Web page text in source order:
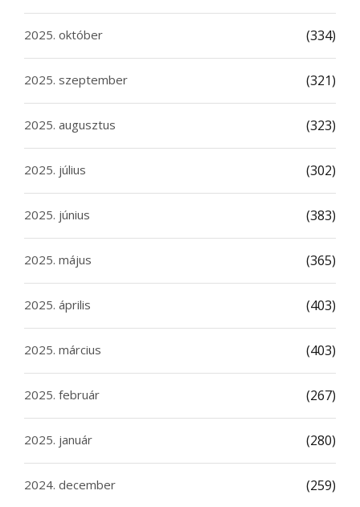
2025. október (334)
2025. szeptember (321)
2025. augusztus (323)
2025. július (302)
2025. június (383)
2025. május (365)
2025. április (403)
2025. március (403)
2025. február (267)
2025. január (280)
2024. december (259)